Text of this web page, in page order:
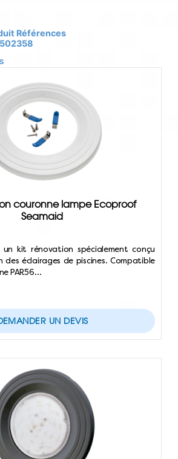
Références
couronne lampe Ecoproof
Seamaid
un kit rénovation spécialement conçu
éclairages de piscines. Compatible
PAR56…
UN DEVIS